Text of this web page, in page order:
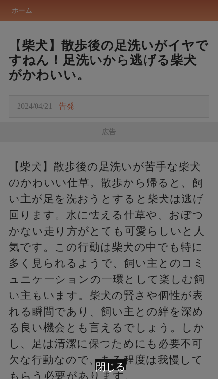
ホーム
【柴犬】散歩後の足洗いがイヤで
すねん！足洗いから逃げる柴犬
がかわいい。
2024/04/21 告発
広告
【柴犬】散歩後の足洗いが苦手な柴犬
のかわいい仕草。散歩から帰ると、飼
い主が足を洗おうとすると柴犬は逃げ
回ります。水に怯える仕草や、おぼつ
かない走り方がとても可愛らしいと人
気です。この行動は柴犬の中でも特に
多く見られるようで、飼い主とのコミ
ュニケーションの一環として楽しむ飼
い主もいます。柴犬の賢さや個性が表
れる瞬間であり、飼い主との絆を深め
る良い機会とも言えるでしょう。しか
し、足は清潔に保つためにも必要不可
欠な行動なので、ある程度は我慢して
もらう必要があります。
閉じる